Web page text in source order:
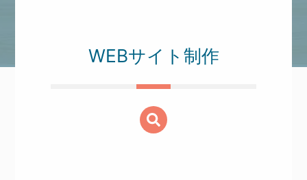
WEBサイト制作